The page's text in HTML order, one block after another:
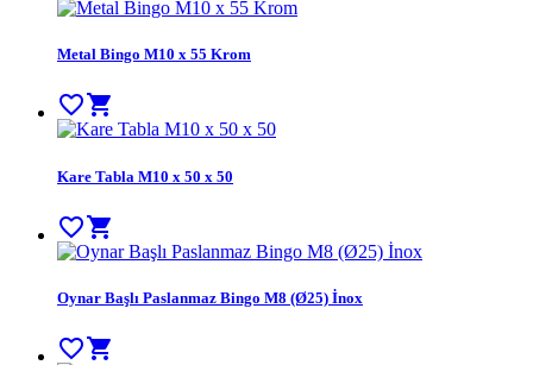
Metal Bingo M10 x 55 Krom
favorite_border shopping_cart
Kare Tabla M10 x 50 x 50
favorite_bordershopping_cart
Oynar Başlı Paslanmaz Bingo M8 (Ø25) İnox
favorite_bordershopping_cart